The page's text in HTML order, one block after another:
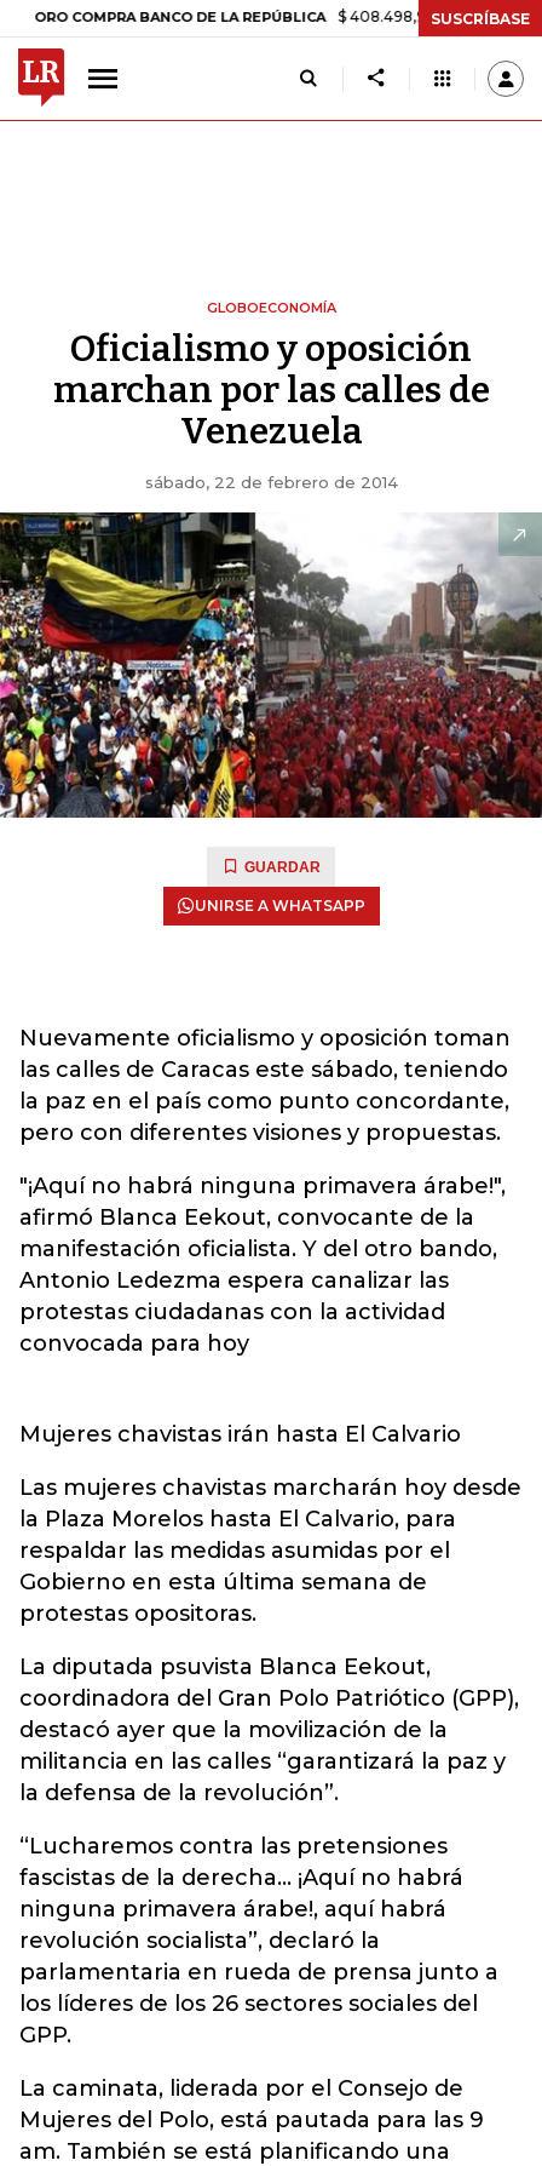
BANCO DE LA REPÚBLICA $ 408.498,97 +$ 8.753,81 +2,19%
SUSCRÍBASE
GLOBOECONOMÍA
Oficialismo y oposición
marchan por las calles de
Venezuela
sábado, 22 de febrero de 2014
GUARDAR
UNIRSE A WHATSAPP
Nuevamente oficialismo y oposición toman
las calles de Caracas este sábado, teniendo
la paz en el país como punto concordante,
pero con diferentes visiones y propuestas.
"¡Aquí no habrá ninguna primavera árabe!",
afirmó Blanca Eekout, convocante de la
manifestación oficialista. Y del otro bando,
Antonio Ledezma espera canalizar las
protestas ciudadanas con la actividad
convocada para hoy
Mujeres chavistas irán hasta El Calvario
Las mujeres chavistas marcharán hoy desde
la Plaza Morelos hasta El Calvario, para
respaldar las medidas asumidas por el
Gobierno en esta última semana de
protestas opositoras.
La diputada psuvista Blanca Eekout,
coordinadora del Gran Polo Patriótico (GPP),
destacó ayer que la movilización de la
militancia en las calles “garantizará la paz y
la defensa de la revolución”.
“Lucharemos contra las pretensiones
fascistas de la derecha... ¡Aquí no habrá
ninguna primavera árabe!, aquí habrá
revolución socialista”, declaró la
parlamentaria en rueda de prensa junto a
los líderes de los 26 sectores sociales del
GPP.
La caminata, liderada por el Consejo de
Mujeres del Polo, está pautada para las 9
am. También se está planificando una